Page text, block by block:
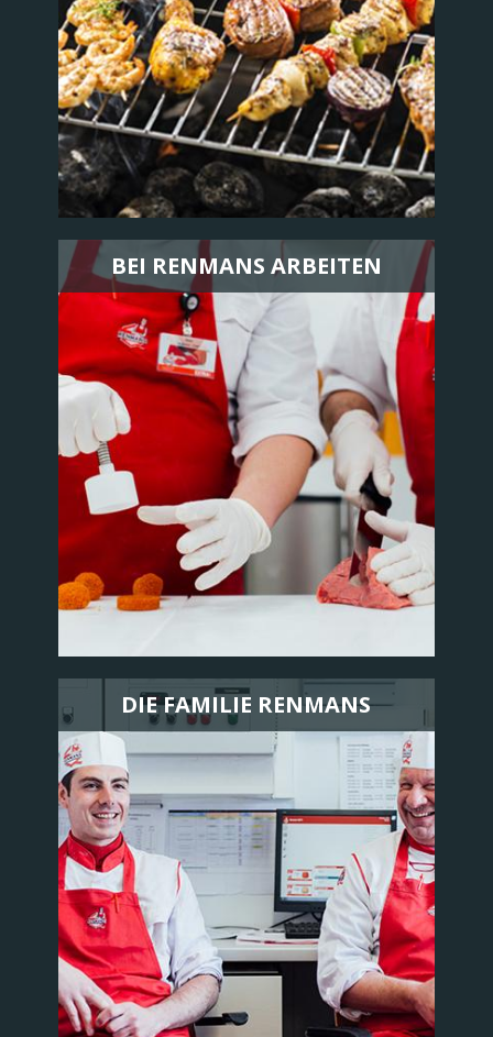
BEI RENMANS ARBEITEN
DIE FAMILIE RENMANS